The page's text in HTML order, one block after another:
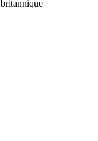
britannique